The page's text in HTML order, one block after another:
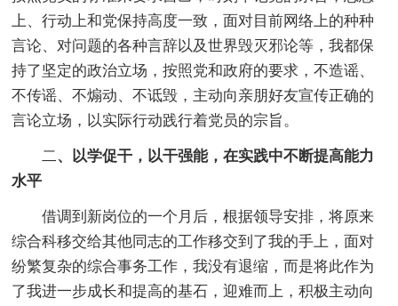
上、行动上和党保持高度一致，面对目前网络上的种种
言论、对问题的各种言辞以及世界毁灭邪论等，我都保
持了坚定的政治立场，按照党和政府的要求，不造谣、
不传谣、不煽动、不诋毁，主动向亲朋好友宣传正确的
言论立场，以实际行动践行着党员的宗旨。
二、以学促干，以干强能，在实践中不断提高能力
水平
借调到新岗位的一个月后，根据领导安排，将原来
综合科移交给其他同志的工作移交到了我的手上，面对
纷繁复杂的综合事务工作，我没有退缩，而是将此作为
了我进一步成长和提高的基石，迎难而上，积极主动向